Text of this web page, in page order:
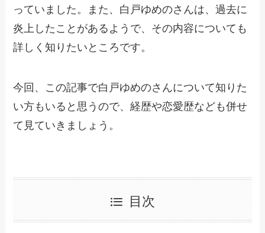
っていました。また、白戸ゆめのさんは、過去に
炎上したことがあるようで、その内容についても
詳しく知りたいところです。
今回、この記事で白戸ゆめのさんについて知りた
い方もいると思うので、経歴や恋愛歴なども併せ
て見ていきましょう。
目次